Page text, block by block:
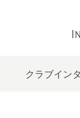
クラブイン